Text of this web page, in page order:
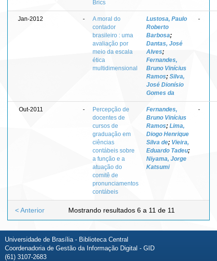
Brics
Jan-2012 -
A moral do
contador
brasileiro : uma
avaliação por
meio da escala
ética
multidimensional
Lustosa, Paulo
Roberto
Barbosa;
Dantas, José
Alves;
Fernandes,
Bruno Vinícius
Ramos; Silva,
José Dionísio
Gomes da
-
Out-2011 -
Percepção de
docentes de
cursos de
graduação em
ciências
contábeis sobre
a função e a
atuação do
comitê de
pronunciamentos
contábeis
Fernandes,
Bruno Vinícius
Ramos; Lima,
Diogo Henrique
Silva de; Vieira,
Eduardo Tadeu;
Niyama, Jorge
Katsumi
-
Mostrando resultados 6 a 11 de 11
< Anterior
Universidade de Brasília - Biblioteca Central
Coordenadoria de Gestão da Informação Digital - GID
(61) 3107-2683